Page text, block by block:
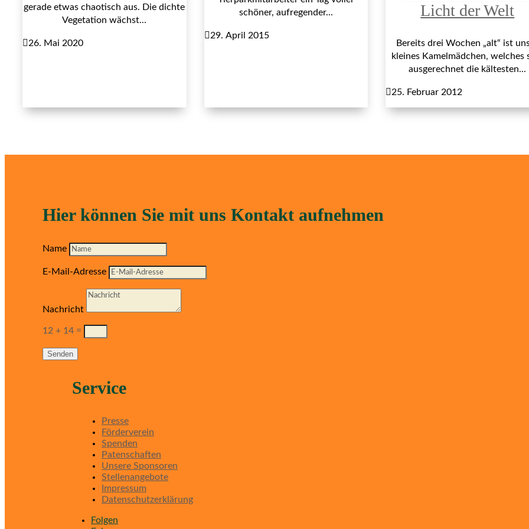
gerade etwas chaotisch aus. Die dichte
Vegetation wächst...
26. Mai 2020
schöner, aufregender...
29. April 2015
Licht der Welt
Bereits drei Wochen „alt“ ist
kleines Kamelmädchen, welches
ausgerechnet die kältesten...
25. Februar 2012
Hier können Sie mit uns Kontakt aufnehmen
Name
E-Mail-Adresse
Nachricht
12 + 14 =
Senden
Service
Presse
Förderverein
Spenden
Patenschaften
Unsere Sponsoren
Stellenangebote
Impressum
Datenschutzerklärung
Folgen